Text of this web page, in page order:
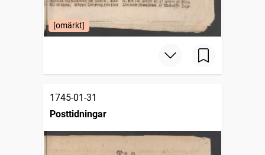
[omärkt]
1745-01-31
Posttidningar